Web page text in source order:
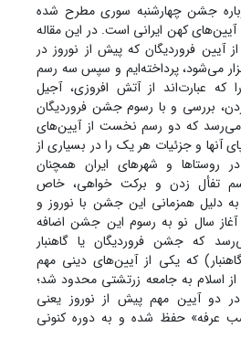
جشن چهارشنبه‌ سوری مطرح شده
کهن ایرانی است. در این مقاله
آیین فروردیگان که پیش از نوروز در
می‌شود، پرداخته‌ایم و سپس سه رسم
که عبارت‌اند از آتش‌ افروزی، آجیل
بررسی و با رسوم جشن فروردیگان
می‌رسد که دو رسم نخست از آیین‌‌های
آنها و جزئیات هر یک را در بسیاری از
روستاها و شهرهای ایران همچنان
تفأل زدن و برکت ‌خواهی، خاص
دلیل همزمانی این جشن با نوروز و
آغاز سال نو به رسوم این جشن اضافه
که جشن فروردیگان یا گاهنبار
گاهنبار) که یکی از آیین‌های دینی مهم
اسلام به جامعه زرتشتی محدود شد؛
دو آیین مهم پیش از نوروز یعنی
عرفه» حفظ شده و به دوره کنونی